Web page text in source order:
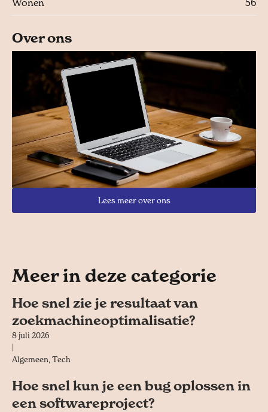
Over ons
Lees meer over ons
Meer in deze categorie
Hoe snel zie je resultaat van
zoekmachineoptimalisatie?
8 juli 2026
Algemeen Tech
Hoe snel kun je een bug oplossen in
een softwareproject?